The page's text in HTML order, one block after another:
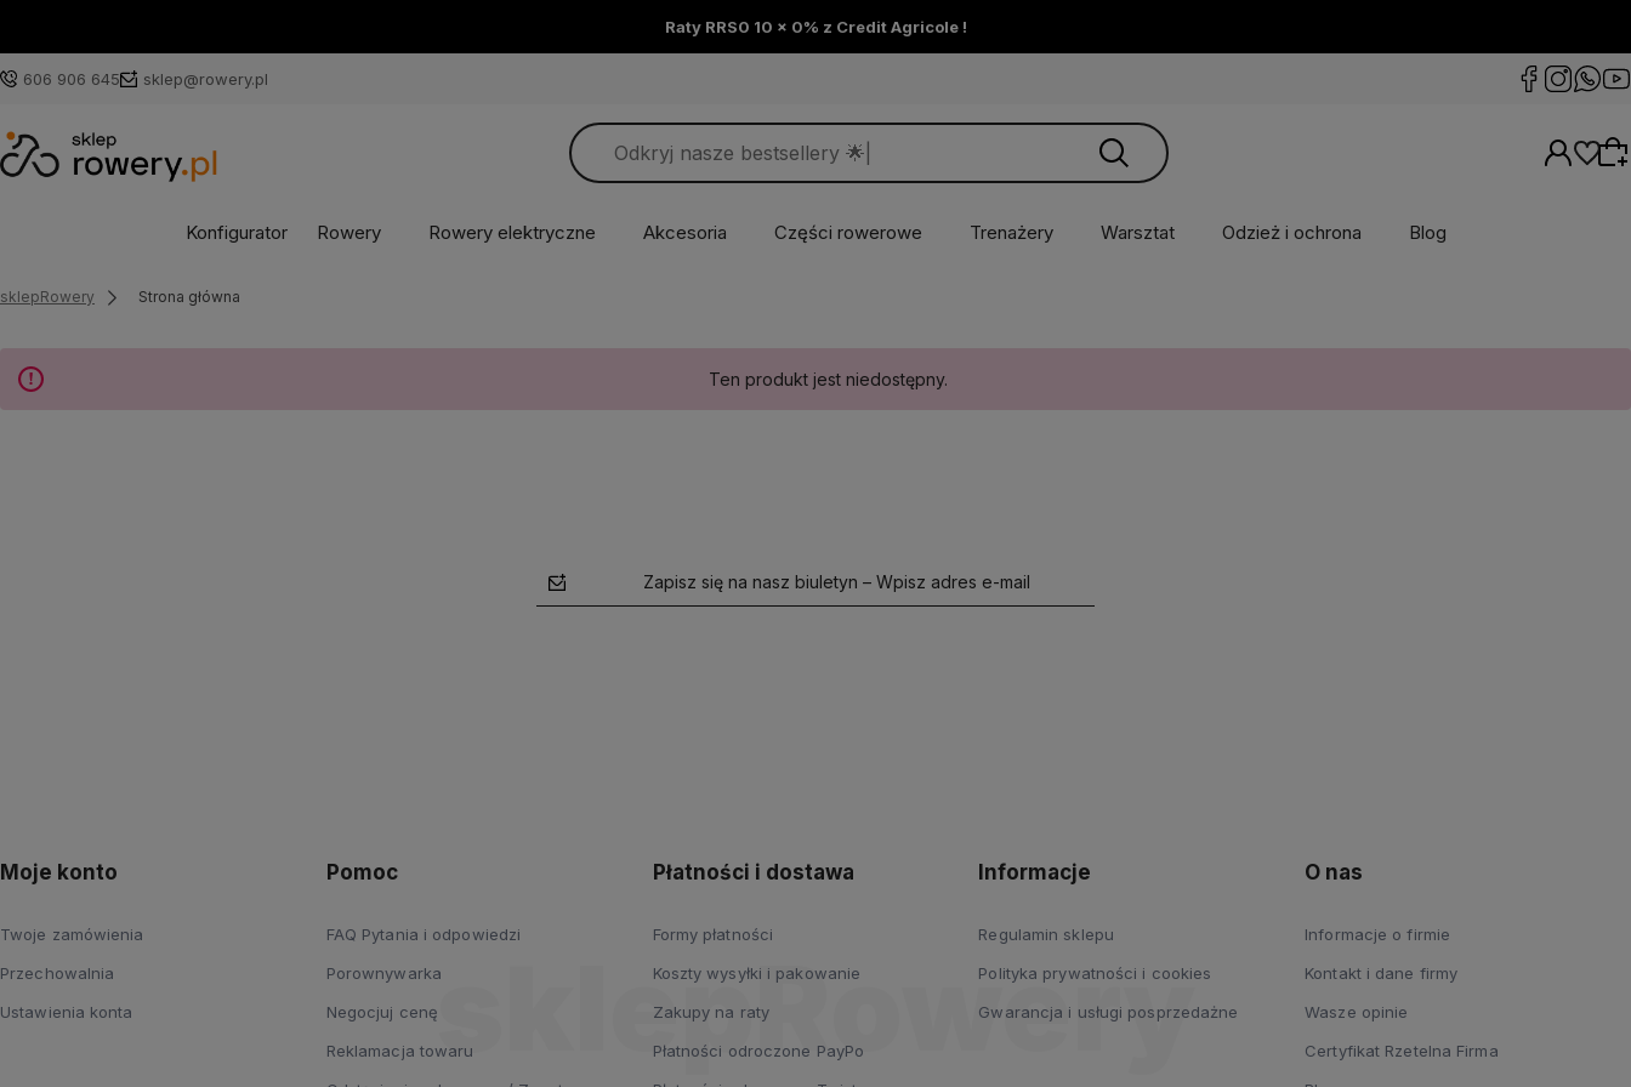
Raty RRS0 10 x 0% z Credit Agricole !
606 906 645 sklep@rowery.pl
Konfigurator Rowery Rowery elektryczne Akcesoria Części rowerowe Trenażery Warsztat Odzież i ochrona Blog
sklepRowery Strona główna
Ten produkt jest niedostępny.
Zapisz się na nasz biuletyn – Wpisz adres e-mail
Moje konto
Twoje zamówienia
Przechowalnia
Ustawienia konta
Pomoc
FAQ Pytania i odpowiedzi
Porownywarka
Negocjuj cenę
Reklamacja towaru
Płatności i dostawa
Formy płatności
Koszty wysyłki i pakowanie
Zakupy na raty
Płatności odroczone PayPo
Informacje
Regulamin sklepu
Polityka prywatności i cookies
Gwarancja i usługi posprzedażne
O nas
Informacje o firmie
Kontakt i dane firmy
Wasze opinie
Certyfikat Rzetelna Firma